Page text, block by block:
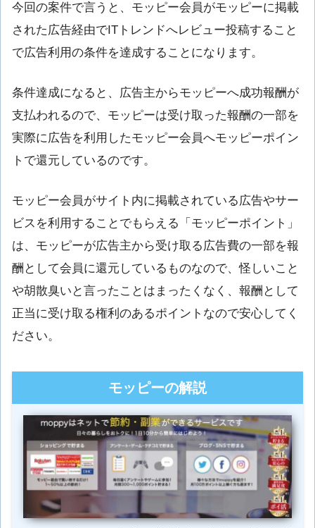
今回の案件で言うと、モッピー会員がモッピーに掲載
された広告経由でITトレンドへレビュー投稿すること
で広告利用の条件を達成することになります。
条件達成になると、広告主からモッピーへ成功報酬が
支払われるので、モッピーは受け取った報酬の一部を
実際に広告を利用したモッピー会員へモッピーポイン
トで還元しているのです。
モッピー会員がサイト内に掲載されている広告やサー
ビスを利用することでもらえる「モッピーポイント」
は、モッピーが広告主から受け取る広告費の一部を報
酬として会員に還元しているものなので、怪しいこと
や胡散臭いと言ったことはまったくなく、報酬として
正当に受け取る権利のあるポイントなので安心してく
ださい。
モッピーの解説